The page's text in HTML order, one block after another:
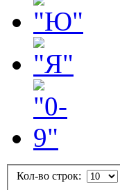
Кол-во строк: